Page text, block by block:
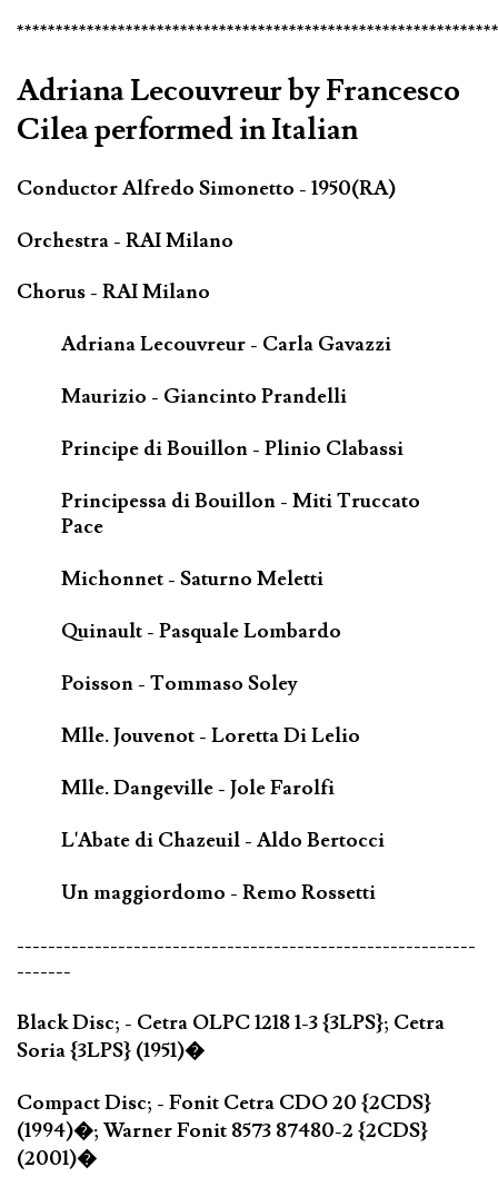
Adriana Lecouvreur by Francesco
Cilea performed in Italian
Conductor Alfredo Simonetto - 1950(RA)
Orchestra - RAI Milano
Chorus - RAI Milano
Adriana Lecouvreur - Carla Gavazzi
Maurizio - Giancinto Prandelli
Principe di Bouillon - Plinio Clabassi
Principessa di Bouillon - Miti Truccato
Pace
Michonnet - Saturno Meletti
Quinault - Pasquale Lombardo
Poisson - Tommaso Soley
Mlle. Jouvenot - Loretta Di Lelio
Mlle. Dangeville - Jole Farolfi
L'Abate di Chazeuil - Aldo Bertocci
Un maggiordomo - Remo Rossetti
-----------------------------------------------------------
-------
Black Disc; - Cetra OLPC 1218 1-3 {3LPS}; Cetra
Soria {3LPS} (1951)�
Compact Disc; - Fonit Cetra CDO 20 {2CDS}
(1994)�; Warner Fonit 8573 87480-2 {2CDS}
(2001)�